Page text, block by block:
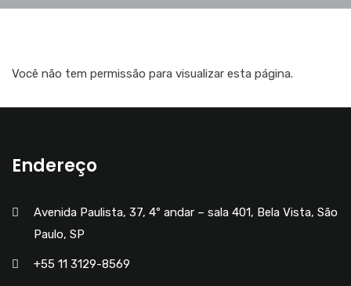
Você não tem permissão para visualizar esta página.
Endereço
Avenida Paulista, 37, 4º andar – sala 401, Bela Vista, São
Paulo, SP
+55 11 3129-8569